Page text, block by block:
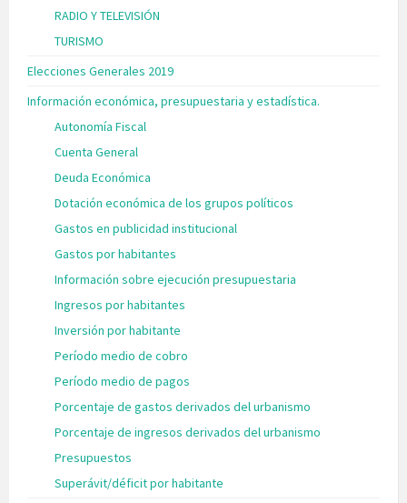
RADIO Y TELEVISIÓN
TURISMO
Elecciones Generales 2019
Información económica, presupuestaria y estadística.
Autonomía Fiscal
Cuenta General
Deuda Económica
Dotación económica de los grupos políticos
Gastos en publicidad institucional
Gastos por habitantes
Información sobre ejecución presupuestaria
Ingresos por habitantes
Inversión por habitante
Período medio de cobro
Período medio de pagos
Porcentaje de gastos derivados del urbanismo
Porcentaje de ingresos derivados del urbanismo
Presupuestos
Superávit/déficit por habitante